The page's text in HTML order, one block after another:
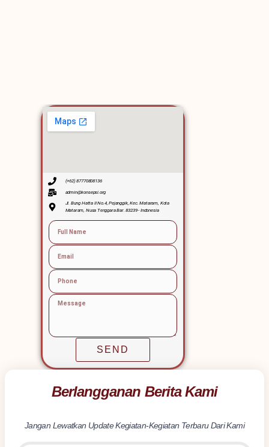
(+62) 87770808136
admin@konsepsi.org
Jl. Bung Hatta II No.4, Pejanggik, Kec. Mataram, Kota
Mataram, Nusa Tenggara Bar. 83239 - Indonesia
SEND
Berlangganan Berita Kami
Jangan Lewatkan Update Kegiatan-Kegiatan Terbaru Dari Kami